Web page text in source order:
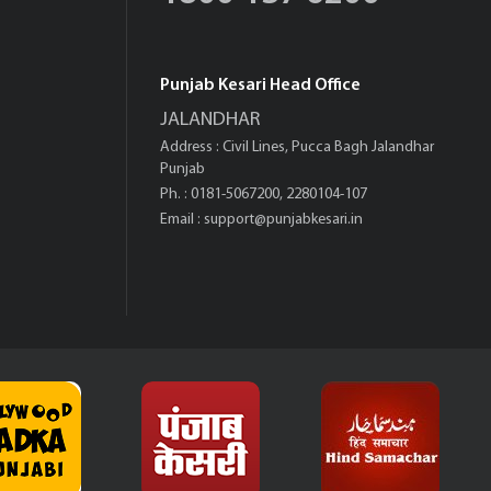
Punjab Kesari Head Office
JALANDHAR
Address : Civil Lines, Pucca Bagh Jalandhar
Punjab
Ph. : 0181-5067200, 2280104-107
Email : support@punjabkesari.in